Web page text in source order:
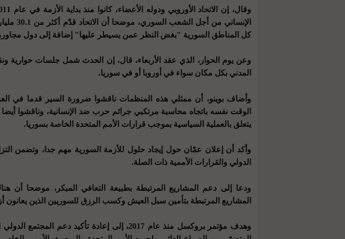
الإنساني من
كل المناطق السورية "بغض النظر عمن يسيطر عليها" إضافة إلى دول
وعن يوم الحوار، الذي عقد الأربعاء، قال، إن الحدث شمل جلسات حوارية
المدني بكل مكان سواء في أوروبا أو في سوريا.
وأضاف بوينو، أن ممثلي هذه المنظمات ناقشوا ضرورة السير قدما في
الوقت نفسه باتجاه محاسبة مرتكبي جرائم حرب ضد الإنسانية، وناقشوا
يتعلق بالعملية السياسية بموجب قرارات الأمم المتحدة الخاصة بسوريا.
وأكد أن إعلان عمّان حول إيجاد حلول للأزمة السورية مهم جدا، وتضمن
الدولي والقرارات الأممية ذات الصلة.
ودعا إلى دعم المشاريع المرتبطة بطبيعة التعافي المبكر، موضحا أن
المشاريع المرتبطة بتأمين سبل العيش وكسب الرزق للسوريين الذين يعانون
وهدف مؤتمر بروكسل منذ عام 2017، إلى إعادة تأكيد دعم